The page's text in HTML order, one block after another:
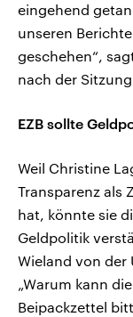
eingehend
unseren
geschehen“,
nach der
EZB sollte
Weil Christine
Transparenz als
hat, könnte sie
Geldpolitik
Wieland von der
„Warum kann
Beipackzettel